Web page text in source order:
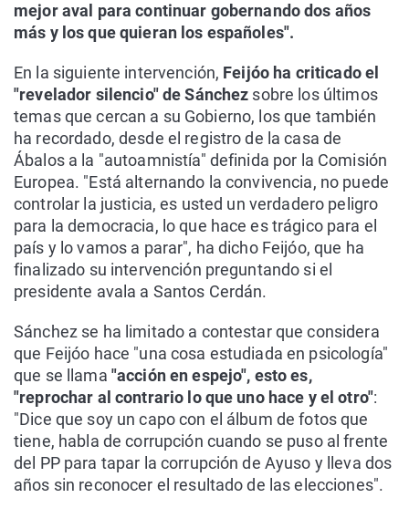
mejor aval para continuar gobernando dos años
más y los que quieran los españoles".
En la siguiente intervención, Feijóo ha criticado el
"revelador silencio" de Sánchez sobre los últimos
temas que cercan a su Gobierno, los que también
ha recordado, desde el registro de la casa de
Ábalos a la "autoamnistía" definida por la Comisión
Europea. "Está alternando la convivencia, no puede
controlar la justicia, es usted un verdadero peligro
para la democracia, lo que hace es trágico para el
país y lo vamos a parar", ha dicho Feijóo, que ha
finalizado su intervención preguntando si el
presidente avala a Santos Cerdán.
Sánchez se ha limitado a contestar que considera
que Feijóo hace "una cosa estudiada en psicología"
que se llama "acción en espejo", esto es,
"reprochar al contrario lo que uno hace y el otro":
"Dice que soy un capo con el álbum de fotos que
tiene, habla de corrupción cuando se puso al frente
del PP para tapar la corrupción de Ayuso y lleva dos
años sin reconocer el resultado de las elecciones".